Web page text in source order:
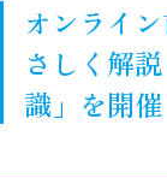
オンライ
さしく解
識」を開催